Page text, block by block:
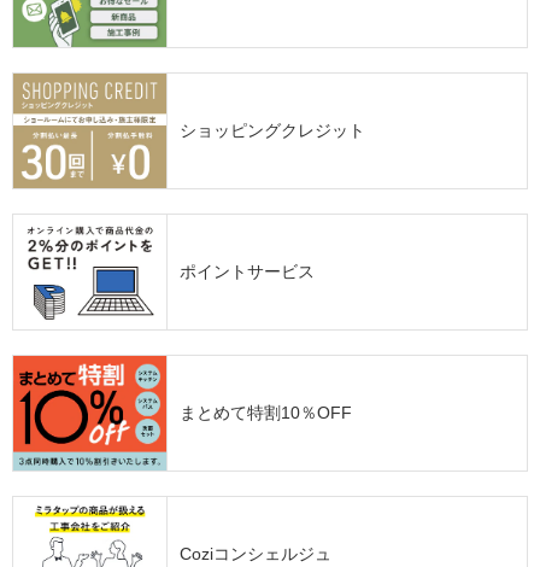
ショッピングクレジット
ポイントサービス
まとめて特割10％OFF
Coziコンシェルジュ